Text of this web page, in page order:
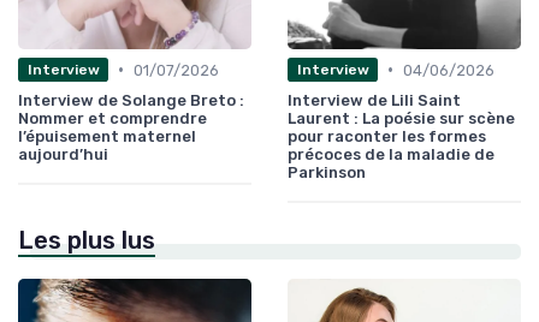
Interview • 01/07/2026
Interview de Solange Breto :
Nommer et comprendre
l’épuisement maternel
aujourd’hui
Interview • 04/06/2026
Interview de Lili Saint
Laurent : La poésie sur scène
pour raconter les formes
précoces de la maladie de
Parkinson
Les plus lus